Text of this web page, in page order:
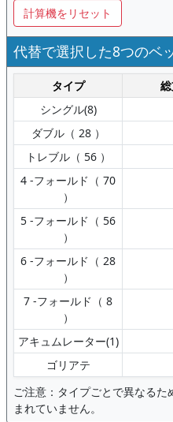
計算機をリセット
代替で選択した8つのベ
タイプ
シングル(8)
ダブル（ 28 ）
トレブル（ 56 ）
4 -フォールド（ 70
）
5 -フォールド（ 56
）
6 -フォールド（ 28
）
7 -フォールド（ 8
）
アキュムレーター(1)
ゴリアテ
ご注意：タイプごとで異なる
まれていません。